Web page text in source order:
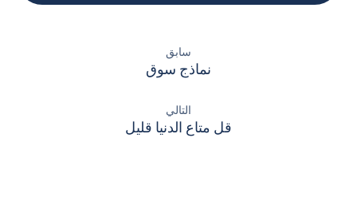
سابق
نماذج سوق
التالي
قل متاع الدنيا قليل